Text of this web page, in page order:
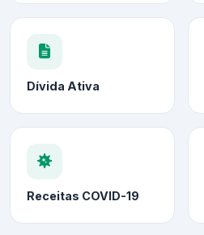
Dívida Ativa
Receitas COVID-19